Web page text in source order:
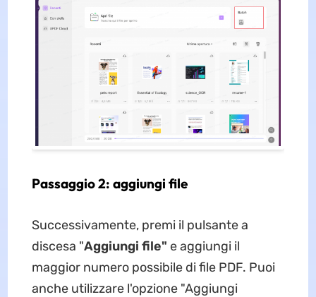
Passaggio 2: aggiungi file
Successivamente, premi il pulsante a
discesa "Aggiungi file" e aggiungi il
maggior numero possibile di file PDF. Puoi
anche utilizzare l'opzione "Aggiungi